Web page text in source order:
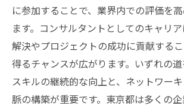
に参加することで、業界内での評価を
ます。コンサルタントとしてのキャリ
解決やプロジェクトの成功に貢献する
得るチャンスが広がります。いずれの道
スキルの継続的な向上と、ネットワー
脈の構築が重要です。東京都は多くの